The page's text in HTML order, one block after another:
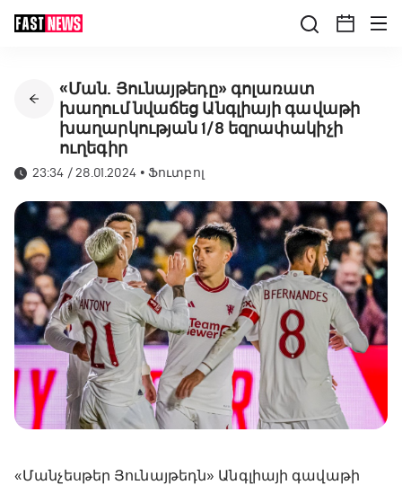
«Ման. Յունայթեդը» գոլառատ
խաղում նվաճեց Անգլիայի գավաթի
խաղարկության 1/8 եզրափակիչի
ուղեգիր
23:34 / 28.01.2024 •Ֆուտբոլ
«Մանչեսթեր Յունայթեդն» Անգլիայի գավաթի